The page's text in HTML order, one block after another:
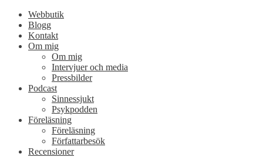
Webbutik
Blogg
Kontakt
Om mig
Om mig
Intervjuer och media
Pressbilder
Podcast
Sinnessjukt
Psykpodden
Föreläsning
Föreläsning
Författarbesök
Recensioner